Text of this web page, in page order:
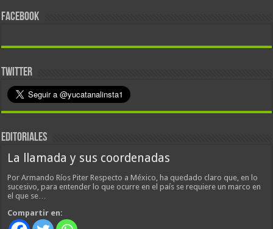
FACEBOOK
TWITTER
EDITORIALES
La llamada y sus coordenadas
Por Armando Ríos Piter Respecto a México, ha quedado claro que, en lo
sucesivo, para entender lo que ocurre en el país se requiere un marco en
el que se…
Compartir en: